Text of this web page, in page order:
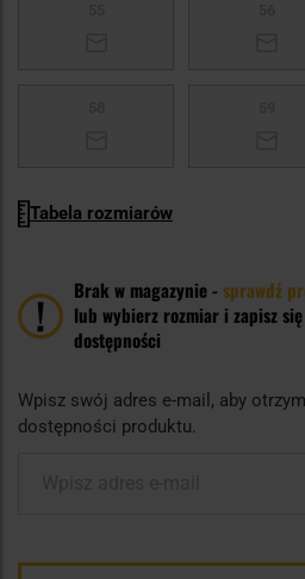
Tabela rozmiarów
Brak w magazynie -sprawdź
lub wybierz rozmiar i zapisz
dostępności
Wpisz swój adres e-mail, aby
dostępności produktu.